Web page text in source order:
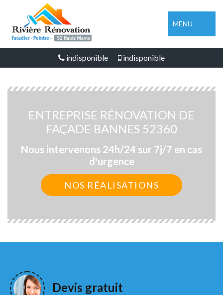
MENU
indisponible indisponible
ENTREPRISE RÉNOVATION DE
FAÇADE BANNES 52360
Nous intervenons 24h/24 sur 7j/7 en cas
d'urgence
NOS RÉALISATIONS
Devis gratuit